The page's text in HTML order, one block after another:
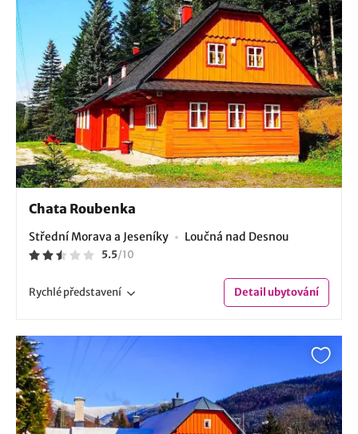
Chata Roubenka
Střední Morava a Jeseníky Loučná nad Desnou
5.5/10
Rychlépředstavení Detailubytování